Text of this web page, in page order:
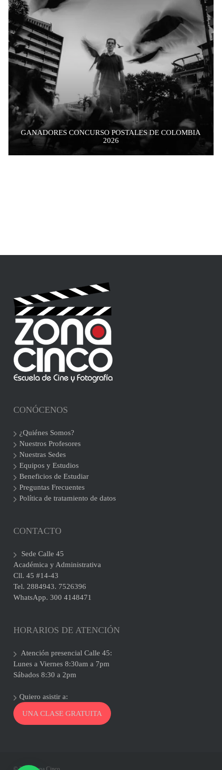
GANADORES CONCURSO POSTALES DE COLOMBIA
2026
CONÓCENOS
¿Quiénes Somos?
Nuestros Profesores
Nuestras Sedes
Equipos y Estudios
Beneficios de Estudiar
Preguntas Frecuentes
Política de tratamiento de datos
CONTACTO
Sede Calle 45
Académica y Administrativa
Cll. 45 #14-43
Tel. 2884943. 7526396
WhatsApp. 300 4148471
HORARIOS DE ATENCIÓN
Atención presencial Calle 45:
Lunes a Viernes 8:30am a 7pm
Sábados 8:30 a 2pm
Quiero asistir a:
UNA CLASE GRATUITA